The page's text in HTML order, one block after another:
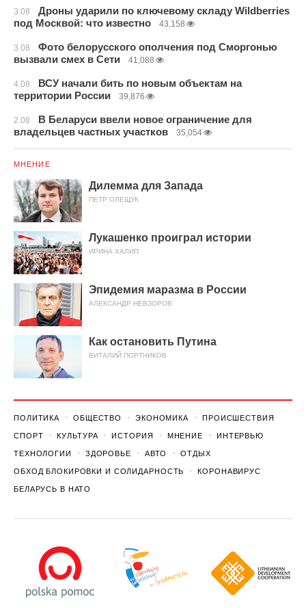
3.08
Дроны ударили по ключевому складу Wildberries
под Москвой: что известно
43,158
3.08
Фото белорусского ополчения под Сморгонью
вызвали смех в Сети
41,088
4.08
ВСУ начали бить по новым объектам на
территории России
39,876
2.08
В Беларуси ввели новое ограничение для
владельцев частных участков
35,054
МНЕНИЕ
Дилемма для Запада
ПЕТР ОЛЕЩУК
Лукашенко проиграл истории
ИРИНА ХАЛИП
Эпидемия маразма в России
АЛЕКСАНДР НЕВЗОРОВ
Как остановить Путина
ВИТАЛИЙ ПОРТНИКОВ
ПОЛИТИКА ОБЩЕСТВО ЭКОНОМИКА ПРОИСШЕСТВИЯ
СПОРТ КУЛЬТУРА ИСТОРИЯ МНЕНИЕ ИНТЕРВЬЮ
ТЕХНОЛОГИИ ЗДОРОВЬЕ АВТО ОТДЫХ
ОБХОД БЛОКИРОВКИ И СОЛИДАРНОСТЬ КОРОНАВИРУС
БЕЛАРУСЬ В НАТО